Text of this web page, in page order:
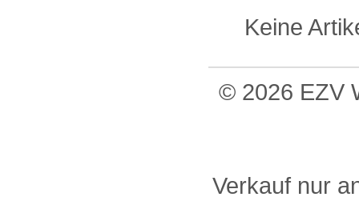
Keine
© 2026 EZV
Verkauf nur